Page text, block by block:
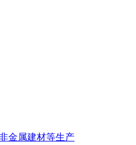
金属建材等生产